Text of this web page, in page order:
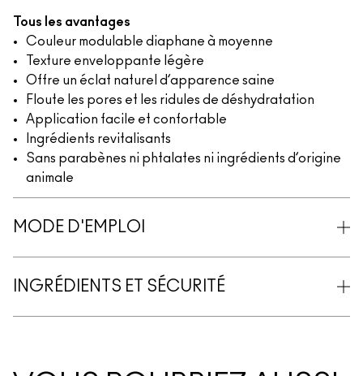
Tous les avantages
Couleur modulable diaphane à moyenne
Texture enveloppante légère
Offre un éclat naturel d’apparence saine
Floute les pores et les ridules de déshydratation
Application facile et confortable
Ingrédients revitalisants
Sans parabènes ni phtalates ni ingrédients d’origine
animale
MODE D'EMPLOI
INGRÉDIENTS ET SÉCURITÉ